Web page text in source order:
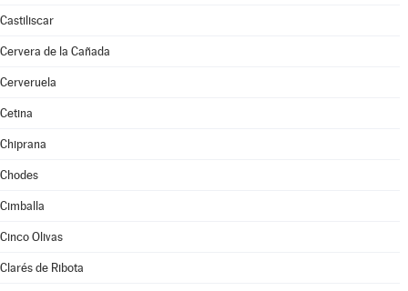
Castiliscar
Cervera de la Cañada
Cerveruela
Cetina
Chiprana
Chodes
Cimballa
Cinco Olivas
Clarés de Ribota